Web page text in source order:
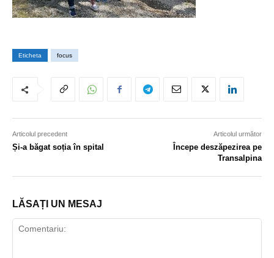
Eticheta focus
Articolul precedent
Și-a băgat soția în spital
Articolul următor
Începe deszăpezirea pe
Transalpina
LĂSAȚI UN MESAJ